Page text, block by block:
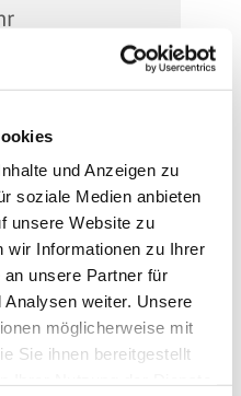
und Anzeigen zu
soziale Medien anbieten
unsere Website zu
wir Informationen zu Ihrer
unsere Partner für
weiter. Unsere
möglicherweise mit
Sie ihnen bereitgestellt
Berlin
und
mit Themen, über